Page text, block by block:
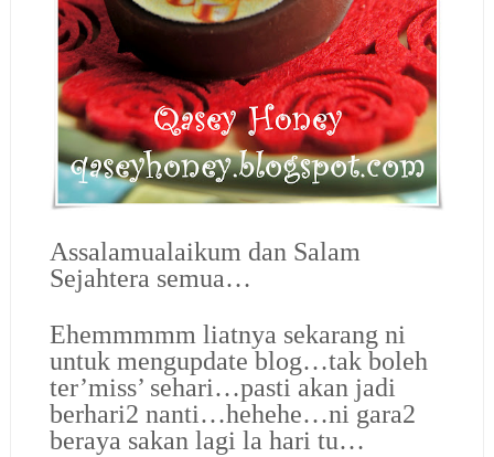
Assalamualaikum dan Salam
Sejahtera semua…
Ehemmmmm liatnya sekarang ni
untuk mengupdate blog…tak boleh
ter’miss’ sehari…pasti akan jadi
berhari2 nanti…hehehe…ni gara2
beraya sakan lagi la hari tu…